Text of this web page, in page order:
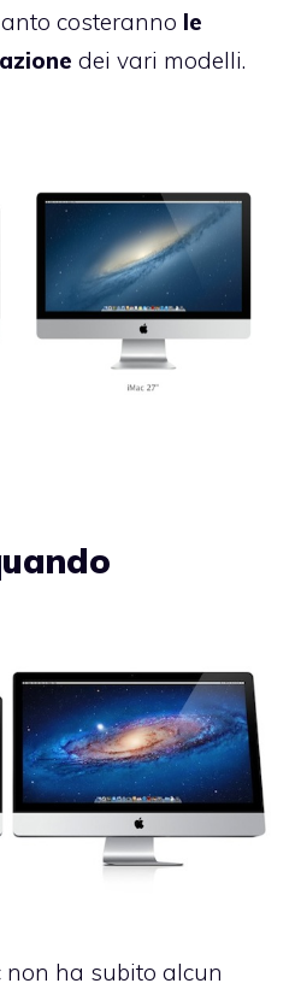
costeranno le
dei vari modelli.
ha subito alcun